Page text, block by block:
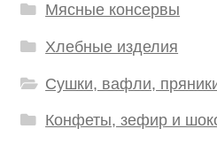
Мясные консервы
Хлебные изделия
Сушки, вафли,
Конфеты, зефир и